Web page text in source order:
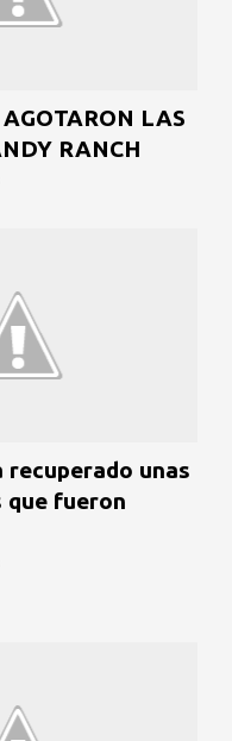
LAS
RANCH
recuperado unas
que fueron